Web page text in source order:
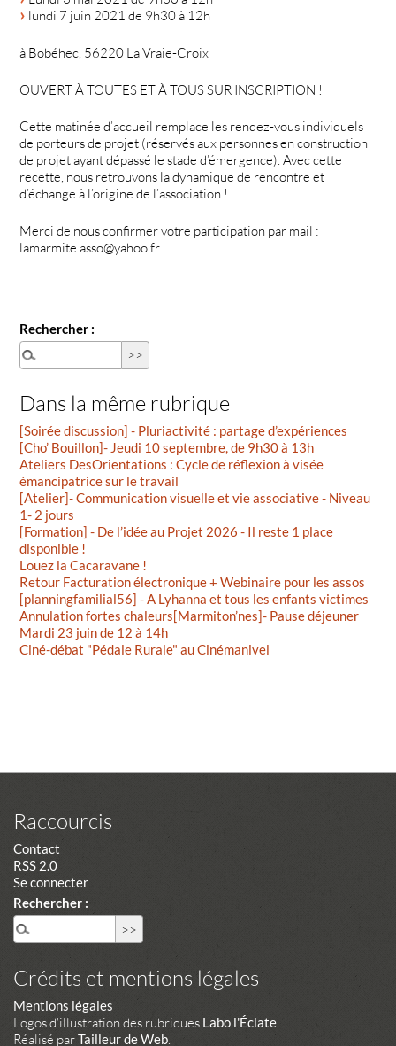
lundi 7 juin 2021 de 9h30 à 12h
à Bobéhec, 56220 La Vraie-Croix
OUVERT À TOUTES ET À TOUS SUR INSCRIPTION !
Cette matinée d’accueil remplace les rendez-vous individuels
de porteurs de projet (réservés aux personnes en construction
de projet ayant dépassé le stade d’émergence). Avec cette
recette, nous retrouvons la dynamique de rencontre et
d’échange à l’origine de l’association !
Merci de nous confirmer votre participation par mail :
lamarmite.asso@yahoo.fr
Rechercher :
Dans la même rubrique
[Soirée discussion] - Pluriactivité : partage d’expériences
[Cho’ Bouillon]- Jeudi 10 septembre, de 9h30 à 13h
Ateliers DesOrientations : Cycle de réflexion à visée
émancipatrice sur le travail
[Atelier]- Communication visuelle et vie associative - Niveau
1- 2 jours
[Formation] - De l’idée au Projet 2026 - Il reste 1 place
disponible !
Louez la Cacaravane !
Retour Facturation électronique + Webinaire pour les assos
[planningfamilial56] - A Lyhanna et tous les enfants victimes
Annulation fortes chaleurs[Marmiton’nes]- Pause déjeuner
Mardi 23 juin de 12 à 14h
Ciné-débat "Pédale Rurale" au Cinémanivel
Raccourcis
Contact
RSS 2.0
Se connecter
Rechercher :
Crédits et mentions légales
Mentions légales
Logos d'illustration des rubriques Labo l'Éclate
Réalisé parTailleur de Web